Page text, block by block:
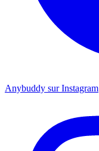
Anybuddy sur Instagram